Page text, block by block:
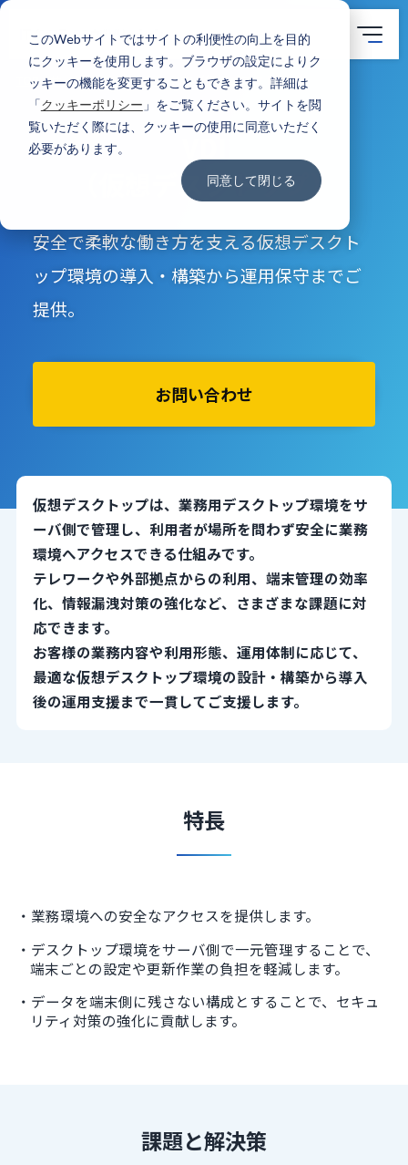
このWebサイトではサイトの利便性の向上を目的
にクッキーを使用します。ブラウザの設定によりク
ッキーの機能を変更することもできます。詳細は
「クッキーポリシー 」をご覧ください。サイトを閲
覧いただく際には、クッキーの使用に同意いただく
必要があります。
同意して閉じる
TOP サービス ITインフラ VDI（仮想デスクトップ）
（仮想デスクトップ）
安全で柔軟な働き方を支える仮想デスクト
ップ環境の導入・構築から運用保守までご
提供。
お問い合わせ
仮想デスクトップは、業務用デスクトップ環境をサ
ーバ側で管理し、利用者が場所を問わず安全に業務
環境へアクセスできる仕組みです。
テレワークや外部拠点からの利用、端末管理の効率
化、情報漏洩対策の強化など、さまざまな課題に対
応できます。
お客様の業務内容や利用形態、運用体制に応じて、
最適な仮想デスクトップ環境の設計・構築から導入
後の運用支援まで一貫してご支援します。
特長
業務環境への安全なアクセスを提供します。
デスクトップ環境をサーバ側で一元管理することで、
端末ごとの設定や更新作業の負担を軽減します。
データを端末側に残さない構成とすることで、セキュ
リティ対策の強化に貢献します。
課題と解決策